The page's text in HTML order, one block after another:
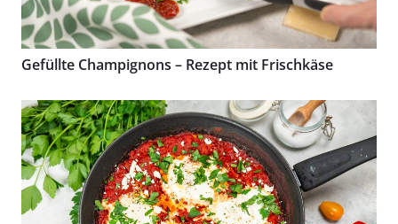
Gefüllte Champignons – Rezept mit Frischkäse